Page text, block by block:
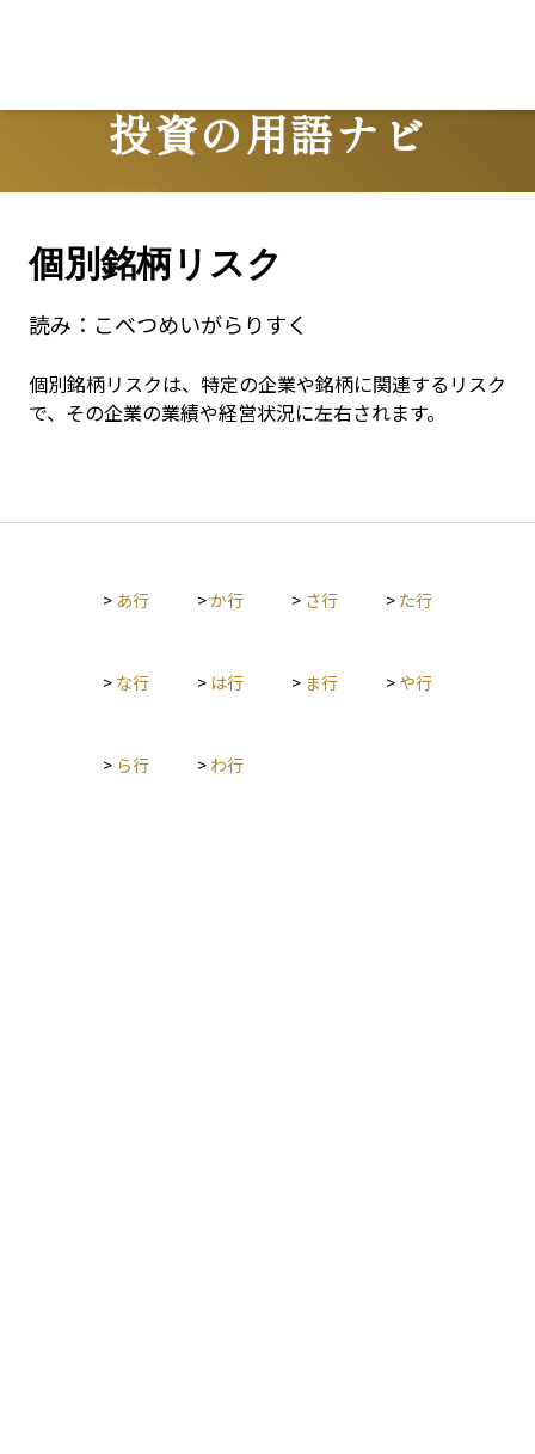
投資の用語ナビ
Terms
個別銘柄リスク
読み： こべつめいがらりすく
個別銘柄リスクは、特定の企業や銘柄に関連するリスク
で、その企業の業績や経営状況に左右されます。
> あ行 >か行 > さ行 > た行
> な行 > は行 > ま行 > や行
> ら行 > わ行